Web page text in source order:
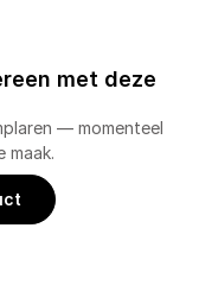
met deze
— momenteel
maak.